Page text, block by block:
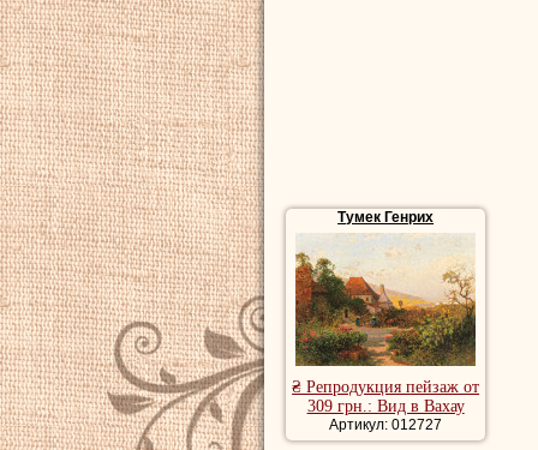
Тумек Генрих
₴ Репродукция пейзаж от
309 грн.: Вид в Вахау
Артикул: 012727